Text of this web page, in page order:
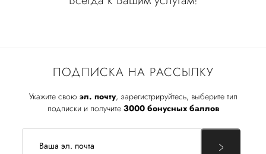
ПОДПИСКА НА РАССЫЛКУ
Укажите свою эл. почту, зарегистрируйтесь, выберите тип
подписки и получите 3000 бонусных баллов